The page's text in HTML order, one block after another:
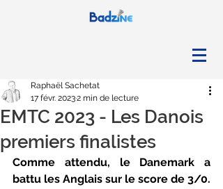
EMTC 2023 - Les Danois
premiers finalistes
Raphaël Sachetat
17 févr. 20232 min de lecture
Comme attendu, le Danemark a
battu les Anglais sur le score de 3/0.